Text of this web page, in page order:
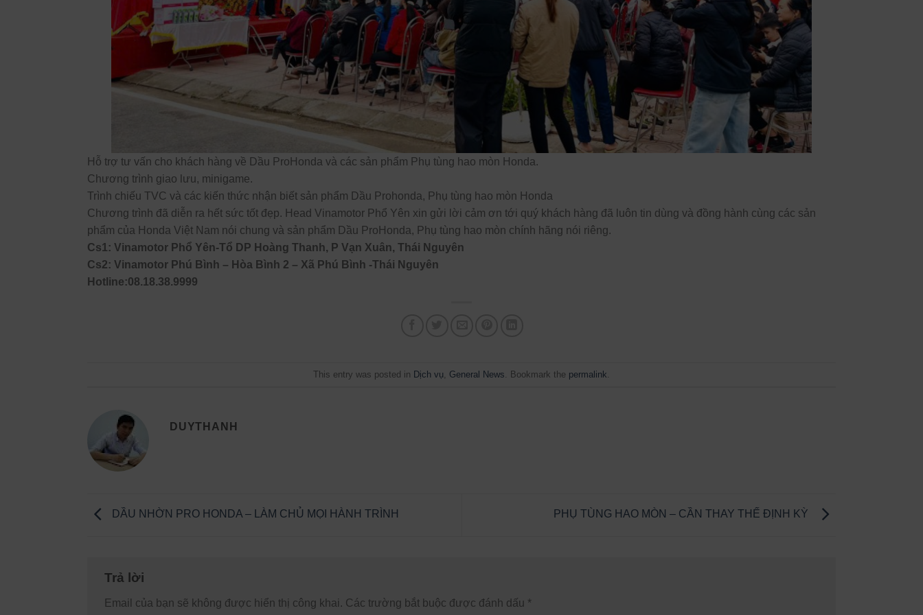
Hỗ trợ tư vấn cho khách hàng về Dầu ProHonda và các sản phẩm Phụ tùng hao mòn Honda.
Chương trình giao lưu, minigame.
Trình chiếu TVC và các kiến thức nhận biết sản phẩm Dầu Prohonda, Phụ tùng hao mòn Honda
Chương trình đã diễn ra hết sức tốt đẹp. Head Vinamotor Phổ Yên xin gửi lời cảm ơn tới quý khách hàng đã luôn tin dùng và đồng hành cùng các sản
phẩm của Honda Việt Nam nói chung và sản phẩm Dầu ProHonda, Phụ tùng hao mòn chính hãng nói riêng.
Cs1: Vinamotor Phổ Yên-Tổ DP Hoàng Thanh, P Vạn Xuân, Thái Nguyên
Cs2: Vinamotor Phú Bình – Hòa Bình 2 – Xã Phú Bình -Thái Nguyên
Hotline:08.18.38.9999
This entry was posted in Dịch vụ General News . Bookmark the permalink
DUYTHANH
DẦU NHỜN PRO HONDA – LÀM CHỦ MỌI HÀNH TRÌNH PHỤ TÙNG HAO MÒN – CẦN THAY THẾ ĐỊNH KỲ
Trả lời
Email của bạn sẽ không được hiển thị công khai. Các trường bắt buộc được đánh dấu *